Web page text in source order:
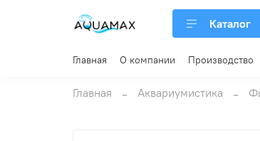
Каталог
Главная О компании Производство
Главная Аквариумистика